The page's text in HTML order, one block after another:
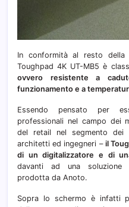
In conformità al resto della
Toughpad 4K UT-MB5 è
ovvero resistente a
funzionamento e a
Essendo pensato per
professionali nel campo dei
del retail nel segmento
architetti ed ingegneri – il
di un digitalizzatore e di
davanti ad una soluzione
prodotta da Anoto.
Sopra lo schermo è infatti